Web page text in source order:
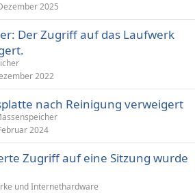
2025
Der Zugriff auf das Laufwerk
2022
nach Reinigung verweigert
2024
Zugriff auf eine Sitzung wurde
und Internethardware